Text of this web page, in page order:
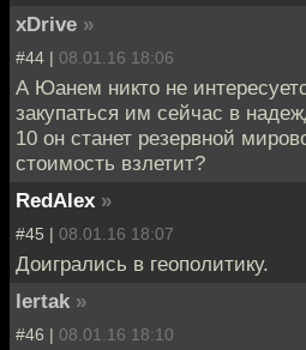
xDrive »
#44 | 08.01.16 18:06
А Юанем никто не
закупаться им сейчас в
10 он станет резервной
стоимость взлетит?
RedAlex »
#45 | 08.01.16 18:07
Доигрались в геополитику.
lertak »
#46 | 08.01.16 18:10